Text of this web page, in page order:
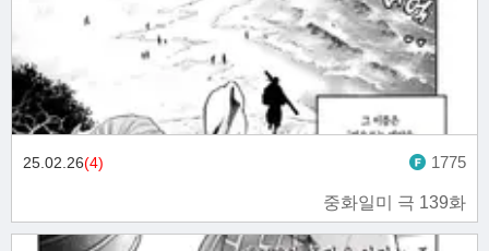
중화일미 극 139화
25.02.26(4) 1775